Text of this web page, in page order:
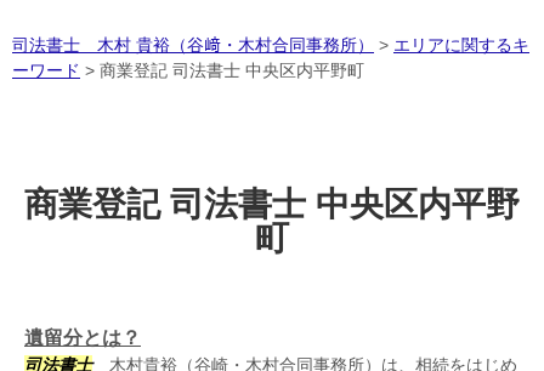
司法書士 木村 貴裕（谷﨑・木村合同事務所） > エリアに関するキ
ーワード > 商業登記 司法書士 中央区内平野町
商業登記 司法書士 中央区内平野
町
遺留分とは？
司法書士木村貴裕（谷崎・木村合同事務所）は、相続をはじめ